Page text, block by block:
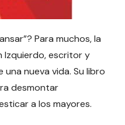
Para muchos, la
Izquierdo, escritor y
nueva vida. Su libro
desmontar
a los mayores.